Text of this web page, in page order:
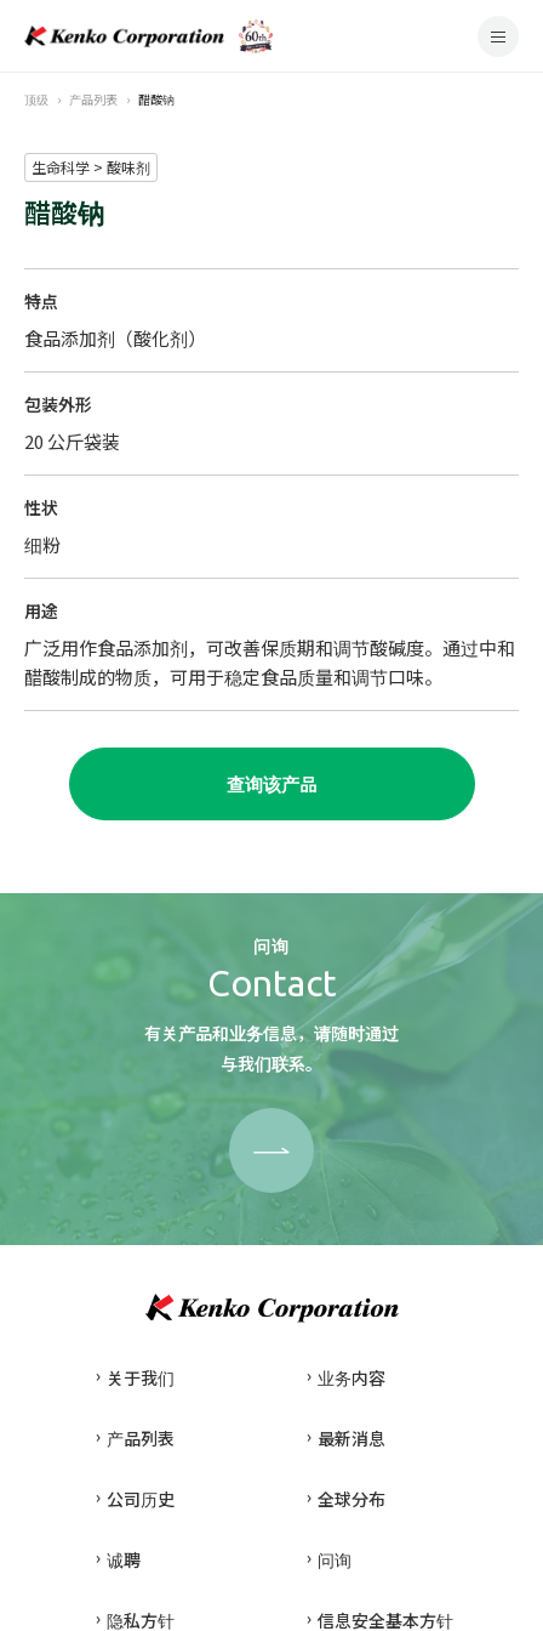
顶级 产品列表 醋酸钠
生命科学 > 酸味剂
醋酸钠
特点
食品添加剂（酸化剂）
包装外形
20 公斤袋装
性状
细粉
用途
广泛用作食品添加剂，可改善保质期和调节酸碱度。通过中和
醋酸制成的物质，可用于稳定食品质量和调节口味。
查询该产品
问询
Contact
有关产品和业务信息，请随时通过
与我们联系。
关于我们 业务内容
产品列表 最新消息
公司历史 全球分布
诚聘 问询
隐私方针 信息安全基本方针